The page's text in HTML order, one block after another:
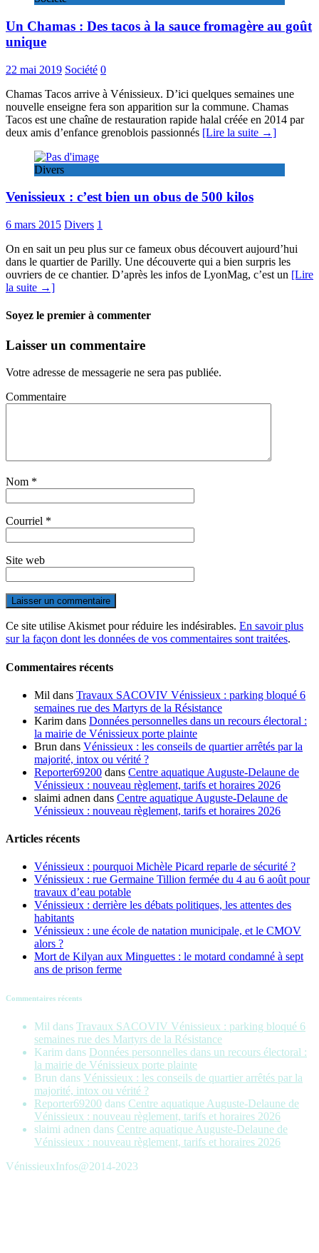
Un Chamas : Des tacos à la sauce fromagère au goût
unique
22 mai 2019 Société 0
Chamas Tacos arrive à Vénissieux. D’ici quelques semaines une
nouvelle enseigne fera son apparition sur la commune. Chamas
Tacos est une chaîne de restauration rapide halal créée en 2014 par
deux amis d’enfance grenoblois passionnés [Lire la suite →]
Divers
Venissieux : c’est bien un obus de 500 kilos
6 mars 2015 Divers 1
On en sait un peu plus sur ce fameux obus découvert aujourd’hui
dans le quartier de Parilly. Une découverte qui a bien surpris les
ouvriers de ce chantier. D’après les infos de LyonMag, c’est un [Lire
la suite →]
Soyez le premier à commenter
Laisser un commentaire
Votre adresse de messagerie ne sera pas publiée.
Commentaire
Nom *
Courriel *
Site web
Ce site utilise Akismet pour réduire les indésirables. En savoir plus
sur la façon dont les données de vos commentaires sont traitées.
Commentaires récents
Mil dans Travaux SACOVIV Vénissieux : parking bloqué 6
semaines rue des Martyrs de la Résistance
Karim dans Données personnelles dans un recours électoral :
la mairie de Vénissieux porte plainte
Brun dans Vénissieux : les conseils de quartier arrêtés par la
majorité, intox ou vérité ?
Reporter69200 dans Centre aquatique Auguste-Delaune de
Vénissieux : nouveau règlement, tarifs et horaires 2026
slaimi adnen dans Centre aquatique Auguste-Delaune de
Vénissieux : nouveau règlement, tarifs et horaires 2026
Articles récents
Vénissieux : pourquoi Michèle Picard reparle de sécurité ?
Vénissieux : rue Germaine Tillion fermée du 4 au 6 août pour
travaux d’eau potable
Vénissieux : derrière les débats politiques, les attentes des
habitants
Vénissieux : une école de natation municipale, et le CMOV
alors ?
Mort de Kilyan aux Minguettes : le motard condamné à sept
ans de prison ferme
Commentaires récents
Mil dans Travaux SACOVIV Vénissieux : parking bloqué 6
semaines rue des Martyrs de la Résistance
Karim dans Données personnelles dans un recours électoral :
la mairie de Vénissieux porte plainte
Brun dans Vénissieux : les conseils de quartier arrêtés par la
majorité, intox ou vérité ?
Reporter69200 dans Centre aquatique Auguste-Delaune de
Vénissieux : nouveau règlement, tarifs et horaires 2026
slaimi adnen dans Centre aquatique Auguste-Delaune de
Vénissieux : nouveau règlement, tarifs et horaires 2026
VénissieuxInfos@2014-2023